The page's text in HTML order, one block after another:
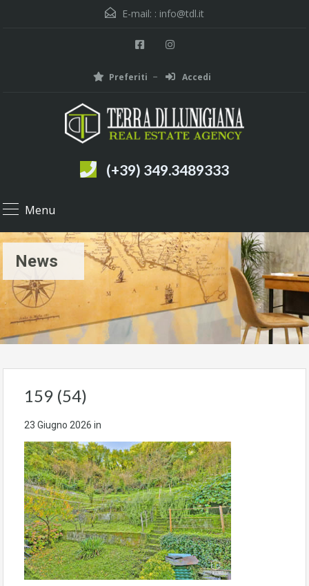
E-mail: : info@tdl.it
Preferiti Accedi
(+39) 349.3489333
Menu
News
159 (54)
23 Giugno 2026 in